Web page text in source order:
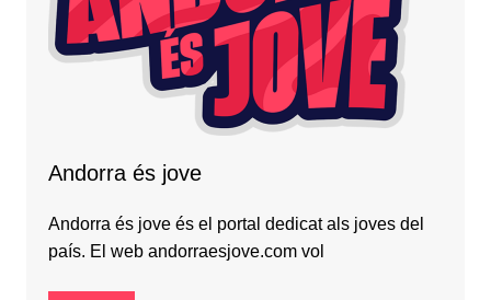
Andorra és jove
Andorra és jove és el portal dedicat als joves del
país. El web andorraesjove.com vol